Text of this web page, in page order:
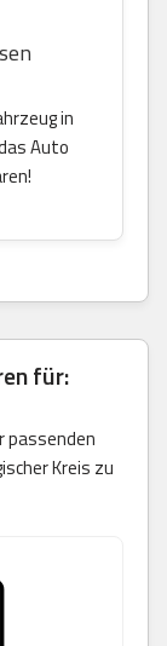
in
Auto
für:
passenden
Kreis zu